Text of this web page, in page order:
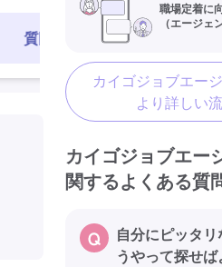
質問する
職場定着に
（エージェ
カイゴジョブエー
より詳しい
カイゴジョブエー
関するよくある質
自分にピッタ
うやって探せ